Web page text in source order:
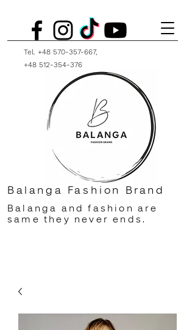
Tel. +48 570-357-667,
+48 512-354-376
Balanga Fashion Brand
Balanga and fashion are
same they never ends.